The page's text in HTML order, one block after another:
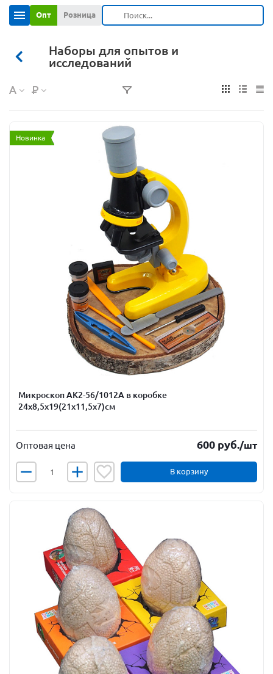
Опт Розница
Наборы для опытов и
исследований
Новинка
Микроскоп АК2-56/1012А в коробке
24х8,5х19(21х11,5х7)см
Оптовая цена 600 руб./шт
В корзину